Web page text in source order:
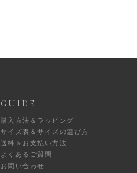
GUIDE
購入方法＆ラッピング
サイズ表＆サイズの選び方
送料＆お支払い方法
よくあるご質問
お問い合わせ